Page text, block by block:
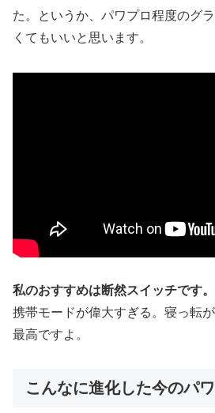
た。というか、パワプロ程度のグ
くてもいいと思います。
私のおすすめは断然スイッチです。
携帯モードが偉大すぎる。寝っ転
最高ですよ。
こんなに進化した今のパ